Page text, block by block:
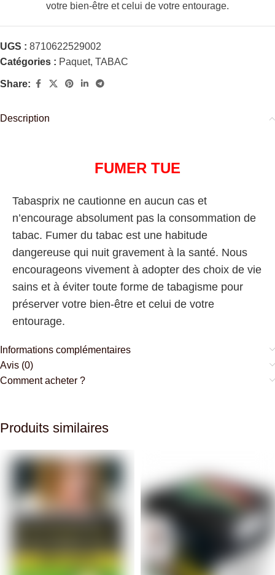
votre bien-être et celui de votre entourage.
UGS : 8710622529002
Catégories : Paquet, TABAC
Share:
Description
FUMER TUE
Tabasprix ne cautionne en aucun cas et
n’encourage absolument pas la consommation de
tabac. Fumer du tabac est une habitude
dangereuse qui nuit gravement à la santé. Nous
encourageons vivement à adopter des choix de vie
sains et à éviter toute forme de tabagisme pour
préserver votre bien-être et celui de votre
entourage.
Informations complémentaires
Avis (0)
Comment acheter ?
Produits similaires